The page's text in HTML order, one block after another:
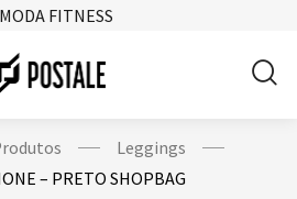
FITNESS
Leggings
– PRETO SHOPBAG